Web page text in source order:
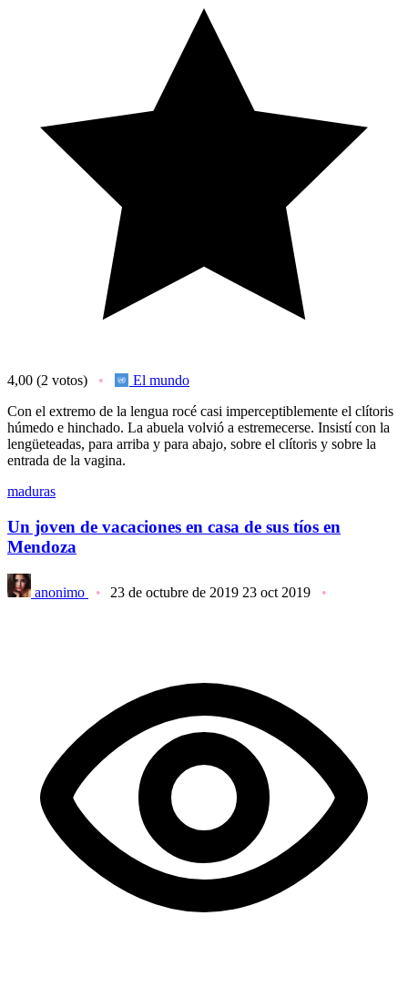
4,00 (2 votos)
El mundo
Con el extremo de la lengua rocé casi imperceptiblemente el clítoris
húmedo e hinchado. La abuela volvió a estremecerse. Insistí con la
lengüeteadas, para arriba y para abajo, sobre el clítoris y sobre la
entrada de la vagina.
maduras
Un joven de vacaciones en casa de sus tíos en
Mendoza
anonimo 23 de octubre de 2019 23 oct 2019